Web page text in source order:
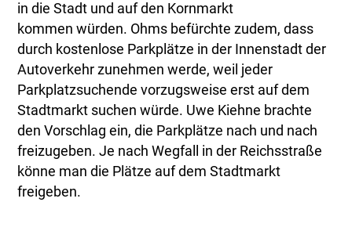
in die Stadt und auf den Kornmarkt
kommen würden. Ohms befürchte zudem, dass
durch kostenlose Parkplätze in der Innenstadt der
Autoverkehr zunehmen werde, weil jeder
Parkplatzsuchende vorzugsweise erst auf dem
Stadtmarkt suchen würde. Uwe Kiehne brachte
den Vorschlag ein, die Parkplätze nach und nach
freizugeben. Je nach Wegfall in der Reichsstraße
könne man die Plätze auf dem Stadtmarkt
freigeben.